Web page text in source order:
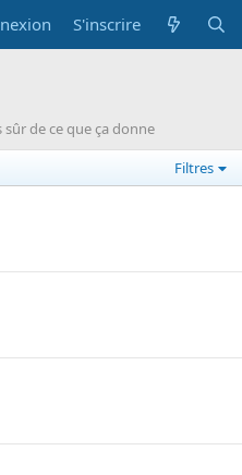
S'inscrire
sûr de ce que ça donne
Filtres